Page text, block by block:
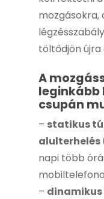
mozgásokra,
töltődjön újra
A
csupán
– statikus
alulterhelés
napi több
–